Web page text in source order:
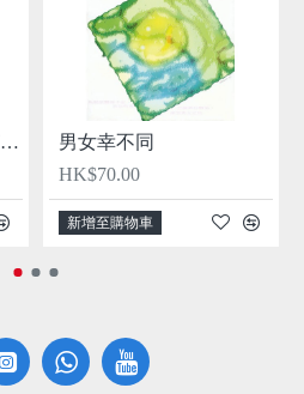
珍愛你的枕邊人—如何鞏固你的婚姻
男女幸不同
HK$70.00
新增至購物車